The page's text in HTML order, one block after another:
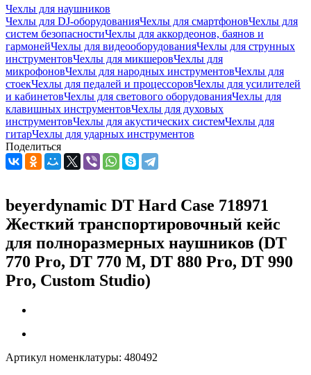
Чехлы для наушников
Чехлы для DJ-оборудованияЧехлы для смартфоновЧехлы для
систем безопасностиЧехлы для аккордеонов, баянов и
гармонейЧехлы для видеооборудованияЧехлы для струнных
инструментовЧехлы для микшеровЧехлы для
микрофоновЧехлы для народных инструментовЧехлы для
стоекЧехлы для педалей и процессоровЧехлы для усилителей
и кабинетовЧехлы для светового оборудованияЧехлы для
клавишных инструментовЧехлы для духовых
инструментовЧехлы для акустических системЧехлы для
гитарЧехлы для ударных инструментов
Поделиться
beyerdynamic DT Hard Case 718971
Жесткий транспортировочный кейс
для полноразмерных наушников (DT
770 Pro, DT 770 M, DT 880 Pro, DT 990
Pro, Custom Studio)
Артикул номенклатуры: 480492